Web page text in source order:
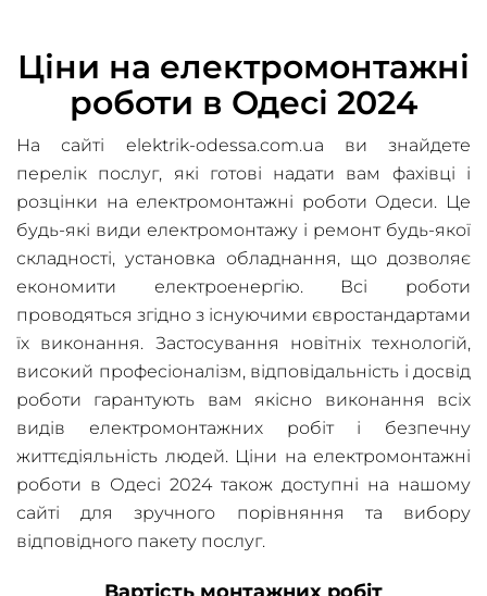
Ціни на електромонтажні
роботи в Одесі 2024
На сайті elektrik-odessa.com.ua ви знайдете
перелік послуг, які готові надати вам фахівці і
розцінки на електромонтажні роботи Одеси. Це
будь-які види електромонтажу і ремонт будь-якої
складності, установка обладнання, що дозволяє
економити електроенергію. Всі роботи
проводяться згідно з існуючими євростандартами
їх виконання. Застосування новітніх технологій,
високий професіоналізм, відповідальність і досвід
роботи гарантують вам якісно виконання всіх
видів електромонтажних робіт і безпечну
життєдіяльність людей. Ціни на електромонтажні
роботи в Одесі 2024 також доступні на нашому
сайті для зручного порівняння та вибору
відповідного пакету послуг.